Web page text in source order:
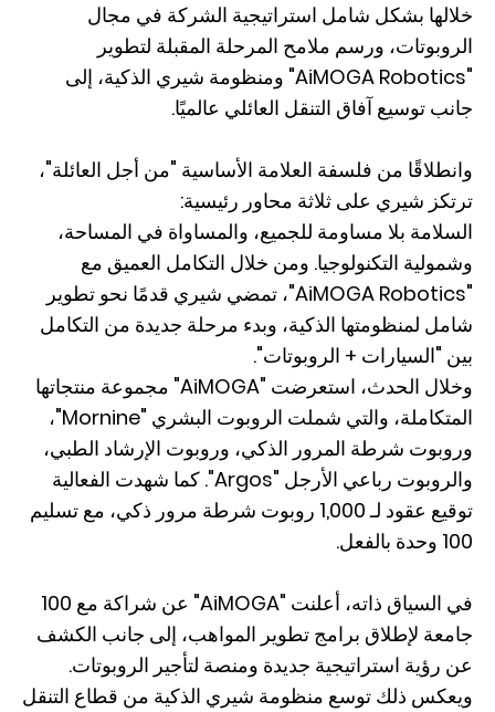
خلالها بشكل شامل استراتيجية الشركة في مجال
الروبوتات، ورسم ملامح المرحلة المقبلة لتطوير
"AiMOGA Robotics" ومنظومة شيري الذكية، إلى
جانب توسيع آفاق التنقل العائلي عالميًا.
وانطلاقًا من فلسفة العلامة الأساسية "من أجل العائلة"،
ترتكز شيري على ثلاثة محاور رئيسية:
السلامة بلا مساومة للجميع، والمساواة في المساحة،
وشمولية التكنولوجيا. ومن خلال التكامل العميق مع
"AiMOGA Robotics"، تمضي شيري قدمًا نحو تطوير
شامل لمنظومتها الذكية، وبدء مرحلة جديدة من التكامل
بين "السيارات + الروبوتات".
وخلال الحدث، استعرضت "AiMOGA" مجموعة منتجاتها
المتكاملة، والتي شملت الروبوت البشري "Mornine"،
وروبوت شرطة المرور الذكي، وروبوت الإرشاد الطبي،
والروبوت رباعي الأرجل "Argos". كما شهدت الفعالية
توقيع عقود لـ 1,000 روبوت شرطة مرور ذكي، مع تسليم
100 وحدة بالفعل.
في السياق ذاته، أعلنت "AiMOGA" عن شراكة مع 100
جامعة لإطلاق برامج تطوير المواهب، إلى جانب الكشف
عن رؤية استراتيجية جديدة ومنصة لتأجير الروبوتات.
ويعكس ذلك توسع منظومة شيري الذكية من قطاع التنقل